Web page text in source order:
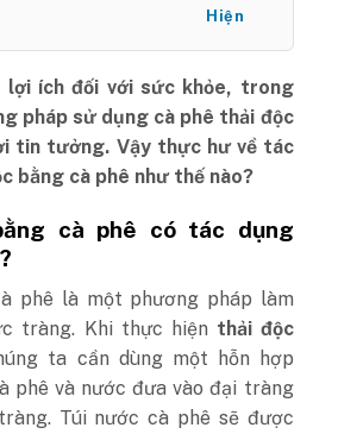
Hiện
lợi ích đối với sức khỏe, trong
pháp sử dụng cà phê thải độc
tin tưởng. Vậy thực hư về tác
bằng cà phê như thế nào?
cà phê có tác dụng
phê là một phương pháp làm
tràng. Khi thực hiện thải độc
ta cần dùng một hỗn hợp
phê và nước đưa vào đại tràng
Túi nước cà phê sẽ được